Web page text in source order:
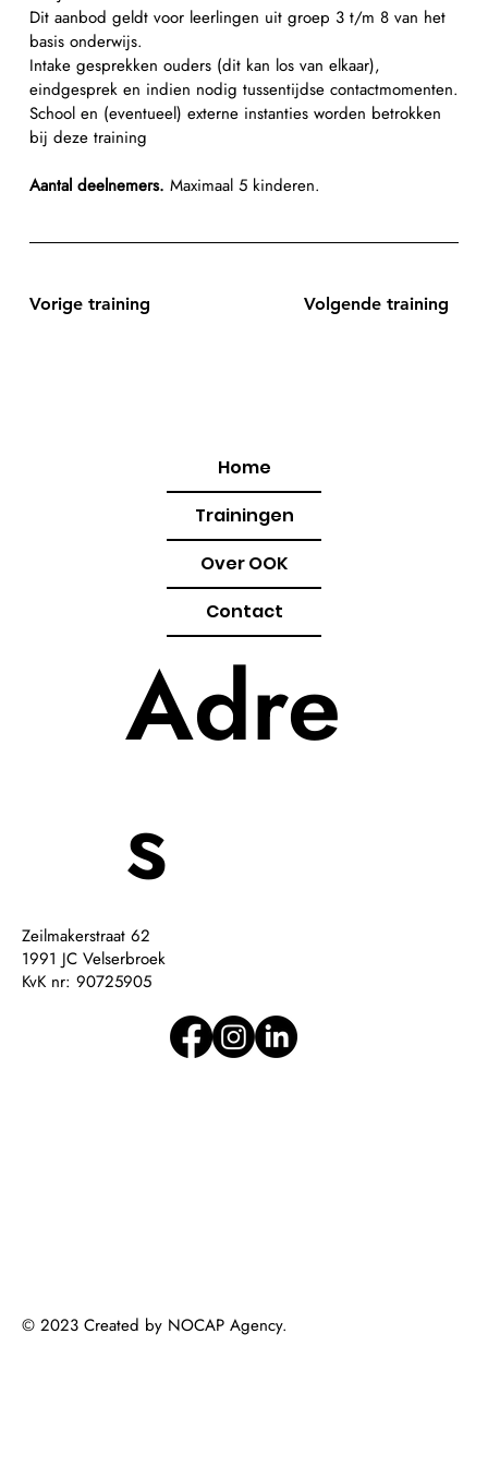
Vorige training Volgende training
Dit aanbod geldt voor leerlingen uit groep 3 t/m 8 van het
basis onderwijs.
Intake gesprekken ouders (dit kan los van elkaar),
eindgesprek en indien nodig tussentijdse contactmomenten.
School en (eventueel) externe instanties worden betrokken
bij deze training
Aantal deelnemers. Maximaal 5 kinderen.
© 2023 Created by NOCAP Agency.
Home
Trainingen
Over OOK
Contact
Adre
s
Zeilmakerstraat 62
1991 JC Velserbroek
KvK nr: 90725905